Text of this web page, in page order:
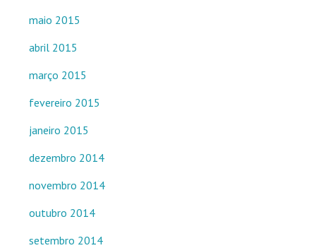
maio 2015
abril 2015
março 2015
fevereiro 2015
janeiro 2015
dezembro 2014
novembro 2014
outubro 2014
setembro 2014